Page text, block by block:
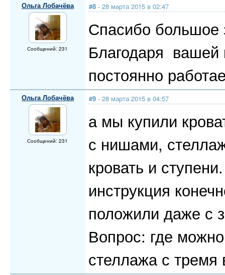
Ольга Лобачёва
Сообщений: 231
#8 - 28 марта 2015 в 02:47
Спасибо большое
Благодаря вашей
постоянно
Ольга Лобачёва
Сообщений: 231
#9 - 28 марта 2015 в 04:57
а мы купили
с нишами,
кровать и
инструкция
положили даже с
Вопрос: где
стеллажа с